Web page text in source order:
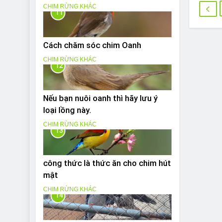
CHIM RỪNG KHÁC
11
Cách chăm sóc chim Oanh
CHIM RỪNG KHÁC
12
Nếu bạn nuôi oanh thì hãy lưu ý
loại lồng này.
CHIM RỪNG KHÁC
13
công thức là thức ăn cho chim hút
mật
CHIM RỪNG KHÁC
14